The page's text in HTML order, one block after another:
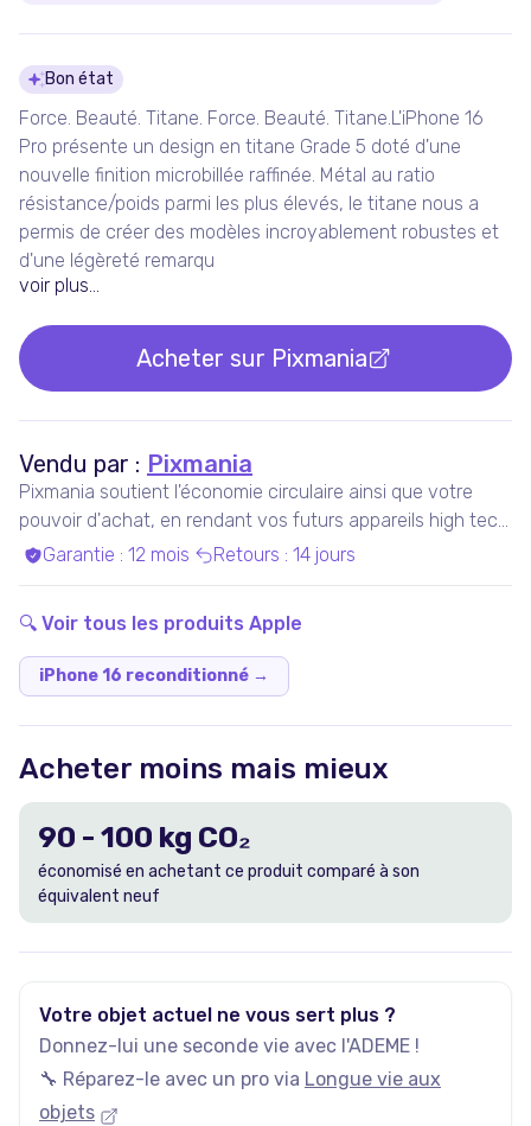
Détails du produit
Bon état
Force. Beauté. Titane. Force. Beauté. Titane.L'iPhone 16
Pro présente un design en titane Grade 5 doté d'une
nouvelle finition microbillée raffinée. Métal au ratio
résistance/poids parmi les plus élevés, le titane nous a
permis de créer des modèles incroyable­ment robustes et
d'une légèreté remar­qu
voir plus...
Acheter sur Pixmania
Vendu par : Pixmania
Pixmania soutient l'économie circulaire ainsi que votre
pouvoir d'achat, en rendant vos futurs appareils high tech
plus accessibles que jamais, tout en maximisant leur
Garantie : 12 mois Retours : 14 jours
🔍 Voir tous les produits Apple
iPhone 16 reconditionné →
Acheter moins mais mieux
90 - 100 kg CO₂
économisé en achetant ce produit comparé à son
équivalent neuf
Votre objet actuel ne vous sert plus ?
Donnez-lui une seconde vie avec l'ADEME !
🔧 Réparez-le avec un pro via Longue vie aux
objets